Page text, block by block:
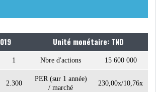
BOURSE DE TUNIS : UN BILAN
HEBDOMADAIRE...
Unité monétaire: TND
1 Nbre d'actions 15 600 000
2.300
PER (sur 1 année)
/ marché
230,00x/10,76x